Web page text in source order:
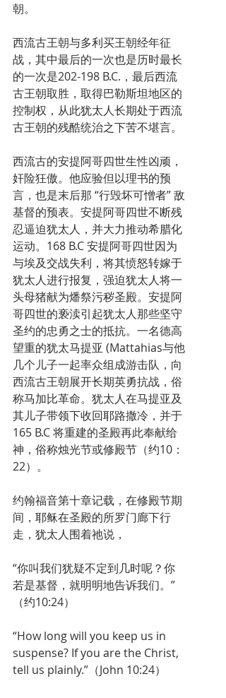
朝。
西流古王朝与多利买王朝经年征
战，其中最后的一次也是历时最长
的一次是202-198 B.C.，最后西流
古王朝取胜，取得巴勒斯坦地区的
控制权，从此犹太人长期处于西流
古王朝的残酷统治之下苦不堪言。
西流古的安提阿哥四世生性凶顽，
奸险狂傲。他应验但以理书的预
言，也是末后那 “行毁坏可憎者” 敌
基督的预表。安提阿哥四世不断残
忍逼迫犹太人，并大力推动希腊化
运动。168 B.C 安提阿哥四世因为
与埃及交战失利，将其愤怒转嫁于
犹太人进行报复，强迫犹太人将一
头母猪献为燔祭污秽圣殿。安提阿
哥四世的亵渎引起犹太人那些坚守
圣约的忠勇之士的抵抗。一名德高
望重的犹太马提亚 (Mattahias与他
几个儿子一起率众组成游击队，向
西流古王朝展开长期英勇抗战，俗
称马加比革命。犹太人在马提亚及
其儿子带领下收回耶路撒冷，并于
165 B.C 将重建的圣殿再此奉献给
神，俗称烛光节或修殿节（约10：
22）。
约翰福音第十章记载，在修殿节期
间，耶稣在圣殿的所罗门廊下行
走，犹太人围着祂说，
“你叫我们犹疑不定到几时呢？你
若是基督，就明明地告诉我们。”
（约10:24）
“How long will you keep us in
suspense? If you are the Christ,
tell us plainly.”（John 10:24）